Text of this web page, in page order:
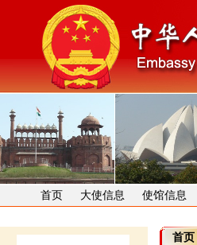
首页 大使信息 使馆信息
首页